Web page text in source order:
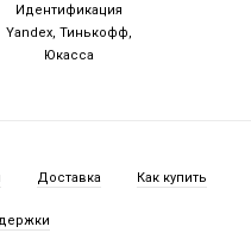
Идентификация
Yandex, Тинькофф,
Юкасса
Доставка Как купить